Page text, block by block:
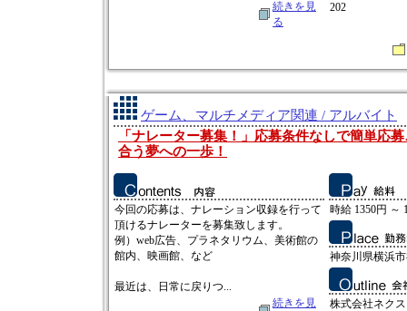
続きを見
る
202
ゲーム、マルチメディア関連 / アルバイト
「ナレーター募集！」応募条件なしで簡単応
合う夢への一歩！
今回の応募は、ナレーション収録を行って
頂けるナレーターを募集致します。
例）web広告、プラネタリウム、美術館の
館内、映画館、など
最近は、日常に戻りつ...
続きを見
時給 1350円 ～
神奈川県横浜
株式会社ネク